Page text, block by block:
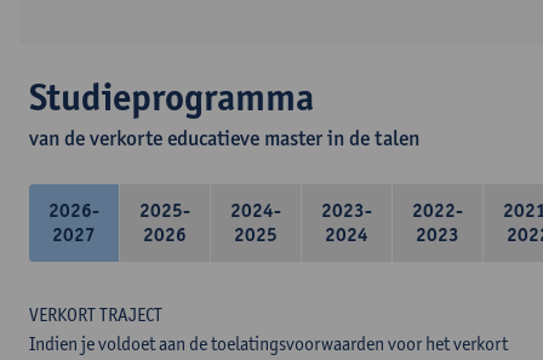
Studieprogramma
van de verkorte educatieve master in de talen
2026-
2027
2025-
2026
2024-
2025
2023-
2024
2022-
2023
VERKORT TRAJECT
Indien je voldoet aan de toelatingsvoorwaarden voor het verkort